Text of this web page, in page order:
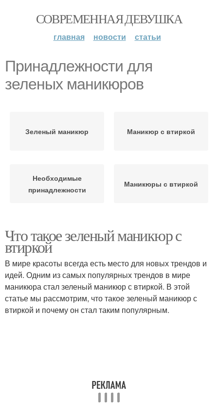
СОВРЕМЕННАЯ ДЕВУШКА
главная новости статьи
Принадлежности для
зеленых маникюров
Зеленый маникюр Маникюр с втиркой
Необходимые
принадлежности
Маникюры с втиркой
Что такое зеленый маникюр с
втиркой
В мире красоты всегда есть место для новых трендов и
идей. Одним из самых популярных трендов в мире
маникюра стал зеленый маникюр с втиркой. В этой
статье мы рассмотрим, что такое зеленый маникюр с
втиркой и почему он стал таким популярным.